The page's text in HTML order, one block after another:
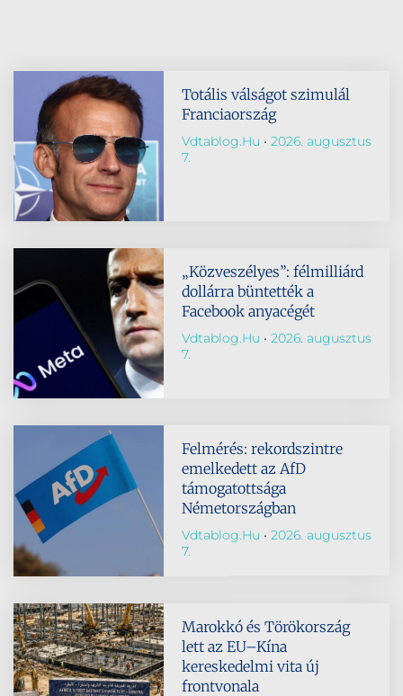
Totális válságot szimulál
Franciaország
Vdtablog.hu
2026. augusztus
7.
„Közveszélyes”: félmilliárd
dollárra büntették a
Facebook anyacégét
Vdtablog.hu
2026. augusztus
7.
Felmérés: rekordszintre
emelkedett az AfD
támogatottsága
Németországban
Vdtablog.hu
2026. augusztus
7.
Marokkó és Törökország
lett az EU–Kína
kereskedelmi vita új
frontvonala